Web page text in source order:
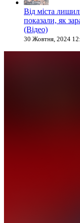
Від міста
показали, як
(Відео)
30 Жовтня, 2024